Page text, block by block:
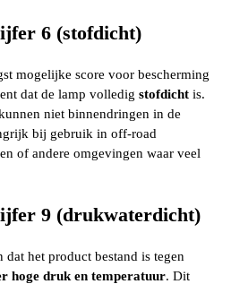
6 (stofdicht)
mogelijke score voor bescherming
dat de lamp volledig stofdicht is.
niet binnendringen in de
bij gebruik in off-road
of andere omgevingen waar veel
9 (drukwaterdicht)
dat het product bestand is tegen
hoge druk en temperatuur. Dit